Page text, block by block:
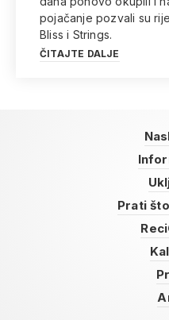
pojačanje pozvali su
Bliss i Strings.
ČITAJTE DALJE
Prati